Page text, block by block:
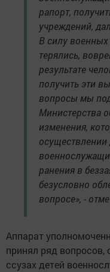
рапорт,
учреждений,
В силу
терялись,
результате
получить эти
вопросы мы
Министерства
изменения,
ранения в
безусловно
вопросе», -
Аппарат
принял ряд вопросов,
ссузах детей